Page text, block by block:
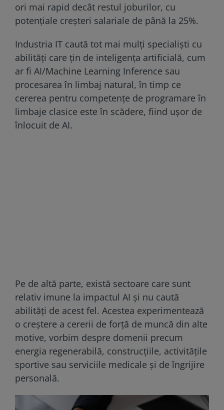
ori mai rapid decât restul joburilor, cu
potențiale creșteri salariale de până la 25%.
Industria IT caută tot mai mulți specialiști cu
abilități care țin de inteligența artificială, cum
ar fi AI/Machine Learning Inference sau
procesarea în limbaj natural, în timp ce
cererea pentru competențe de programare în
limbaje clasice este în scădere, fiind ușor de
înlocuit de AI.
Pe de altă parte, există sectoare care sunt
relativ imune la impactul AI și nu caută
abilități de acest fel. Acestea experimentează
o creștere a cererii de forță de muncă din alte
motive, vorbim despre domenii precum
energia regenerabilă, construcțiile, activitățile
sportive sau serviciile medicale și de îngrijire
personală.